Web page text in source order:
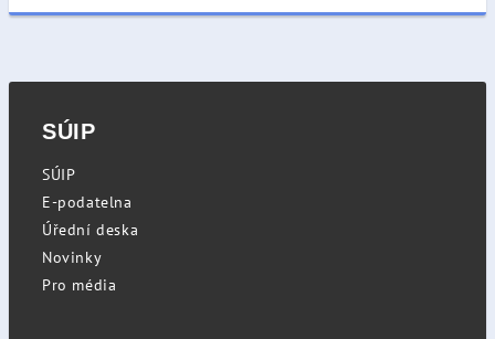
SÚIP
SÚIP
E-podatelna
Úřední deska
Novinky
Pro média